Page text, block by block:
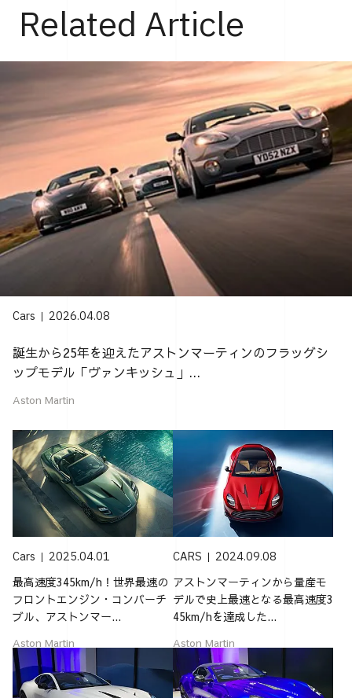
Related Article
Cars 2026.04.08
誕生から25年を迎えたアストンマーティンのフラッグシ
ップモデル「ヴァンキッシュ」...
Aston Martin
Cars 2025.04.01
最高速度345km/h！世界最速の
フロントエンジン・コンバーチ
ブル、アストンマー...
Aston Martin
CARS 2024.09.08
アストンマーティンから量産モ
デルで史上最速となる最高速度3
45km/hを達成した...
Aston Martin